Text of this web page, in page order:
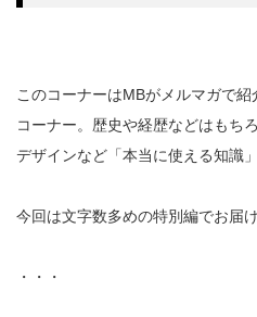
このコーナーはMBがメルマガで紹
コーナー。歴史や経歴などはもち
デザインなど「本当に使える知識
今回は文字数多めの特別編でお届け
・・・